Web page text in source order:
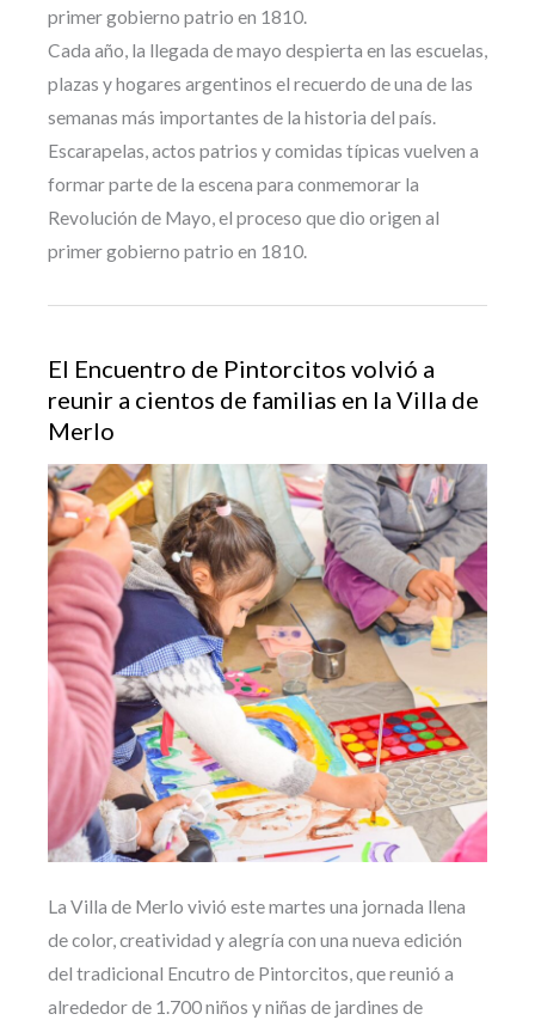
primer gobierno patrio en 1810.
Cada año, la llegada de mayo despierta en las escuelas,
plazas y hogares argentinos el recuerdo de una de las
semanas más importantes de la historia del país.
Escarapelas, actos patrios y comidas típicas vuelven a
formar parte de la escena para conmemorar la
Revolución de Mayo, el proceso que dio origen al
primer gobierno patrio en 1810.
El Encuentro de Pintorcitos volvió a
reunir a cientos de familias en la Villa de
Merlo
La Villa de Merlo vivió este martes una jornada llena
de color, creatividad y alegría con una nueva edición
del tradicional Encutro de Pintorcitos, que reunió a
alrededor de 1.700 niños y niñas de jardines de